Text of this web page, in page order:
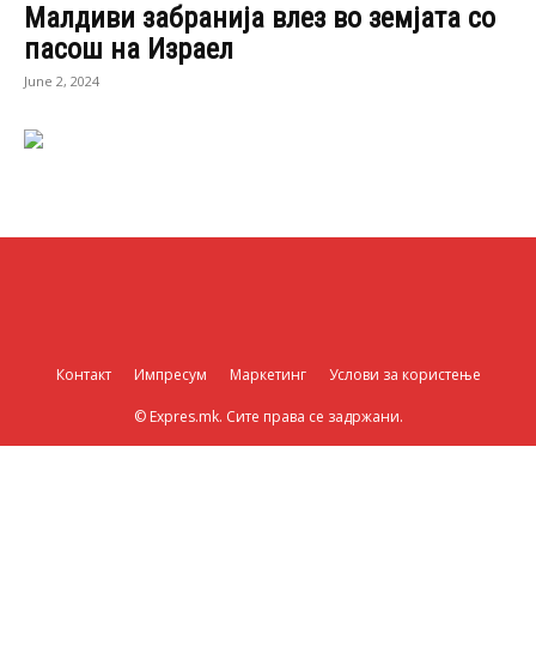
Малдиви забраниja влез во земјата со
пасош на Израел
June 2, 2024
Контакт Импресум Маркетинг Услови за користење
© Expres.mk. Сите права се задржани.